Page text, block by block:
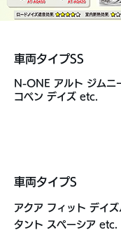
車両タイプSS
N-ONE アルト ジムニ
コベン デイズ etc.
車両タイプS
アクア フィット デイ
タント スペーシア etc.